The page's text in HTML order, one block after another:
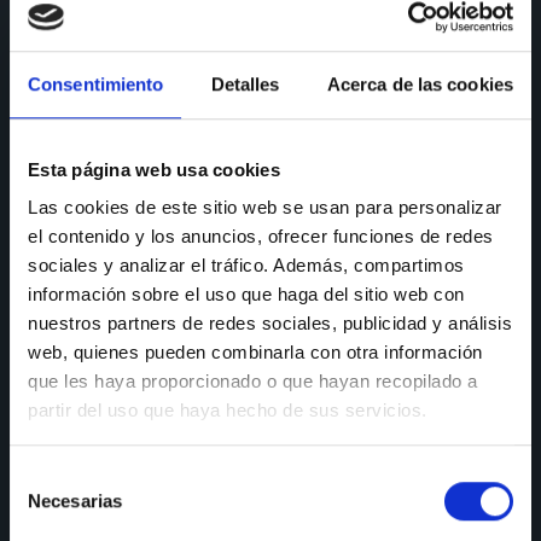
Consentimiento Detalles Acerca de las cookies
Esta página web usa cookies
Las cookies de este sitio web se usan para personalizar
el contenido y los anuncios, ofrecer funciones de redes
sociales y analizar el tráfico. Además, compartimos
información sobre el uso que haga del sitio web con
nuestros partners de redes sociales, publicidad y análisis
web, quienes pueden combinarla con otra información
que les haya proporcionado o que hayan recopilado a
partir del uso que haya hecho de sus servicios.
Necesarias
Teléfono de consulta:
91 690 96 63
Móvil: 636 59 60 42
E-mail: info@nectali.com
SHOWROOM
Lunes a viernes: